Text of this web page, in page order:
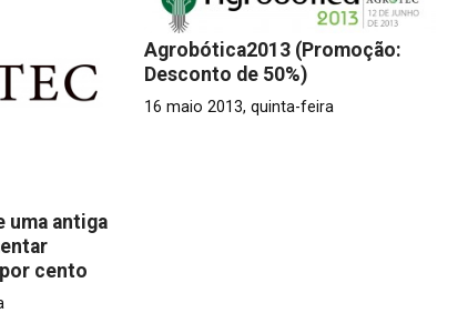
uma antiga
cento
Agrobótica2013 (Promoção:
Desconto de 50%)
16 maio 2013, quinta-feira